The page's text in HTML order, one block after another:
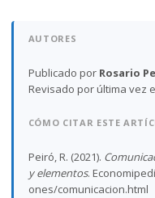
AUTORES
Publicado por Rosario
Revisado por última vez
CÓMO CITAR ESTE
Peiró, R. (2021).
y elementos.
ones/comunicacion.html